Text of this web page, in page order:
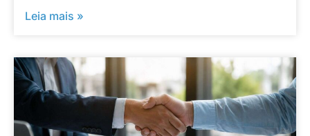
Leia mais »